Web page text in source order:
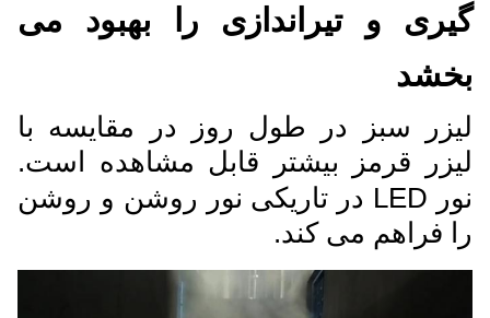
گیری و تیراندازی را بهبود می
بخشد
لیزر سبز در طول روز در مقایسه با
لیزر قرمز بیشتر قابل مشاهده است.
نور LED در تاریکی نور روشن و روشن
را فراهم می کند.